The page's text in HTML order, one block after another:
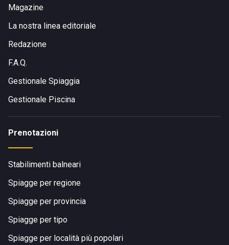
Magazine
La nostra linea editoriale
Redazione
F.A.Q.
Gestionale Spiaggia
Gestionale Piscina
Prenotazioni
Stabilimenti balneari
Spiagge per regione
Spiagge per provincia
Spiagge per tipo
Spiagge per località più popolari